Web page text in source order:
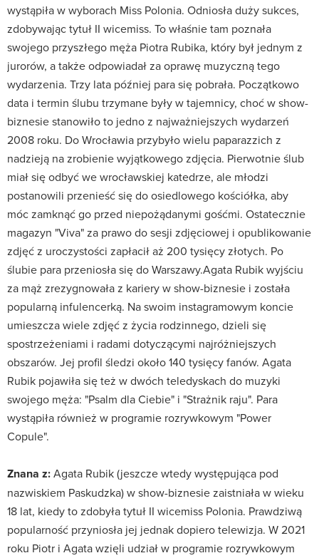
wystąpiła w wyborach Miss Polonia. Odniosła duży sukces,
zdobywając tytuł II wicemiss. To właśnie tam poznała
swojego przyszłego męża Piotra Rubika, który był jednym z
jurorów, a także odpowiadał za oprawę muzyczną tego
wydarzenia. Trzy lata później para się pobrała. Początkowo
data i termin ślubu trzymane były w tajemnicy, choć w show-
biznesie stanowiło to jedno z najważniejszych wydarzeń
2008 roku. Do Wrocławia przybyło wielu paparazzich z
nadzieją na zrobienie wyjątkowego zdjęcia. Pierwotnie ślub
miał się odbyć we wrocławskiej katedrze, ale młodzi
postanowili przenieść się do osiedlowego kościółka, aby
móc zamknąć go przed niepożądanymi gośćmi. Ostatecznie
magazyn "Viva" za prawo do sesji zdjęciowej i opublikowanie
zdjęć z uroczystości zapłacił aż 200 tysięcy złotych. Po
ślubie para przeniosła się do Warszawy.Agata Rubik wyjściu
za mąż zrezygnowała z kariery w show-biznesie i została
popularną infulencerką. Na swoim instagramowym koncie
umieszcza wiele zdjęć z życia rodzinnego, dzieli się
spostrzeżeniami i radami dotyczącymi najróżniejszych
obszarów. Jej profil śledzi około 140 tysięcy fanów. Agata
Rubik pojawiła się też w dwóch teledyskach do muzyki
swojego męża: "Psalm dla Ciebie" i "Strażnik raju". Para
wystąpiła również w programie rozrywkowym "Power
Copule".
Znana z:Agata Rubik (jeszcze wtedy występująca pod
nazwiskiem Paskudzka) w show-biznesie zaistniała w wieku
18 lat, kiedy to zdobyła tytuł II wicemiss Polonia. Prawdziwą
popularność przyniosła jej jednak dopiero telewizja. W 2021
roku Piotr i Agata wzięli udział w programie rozrywkowym